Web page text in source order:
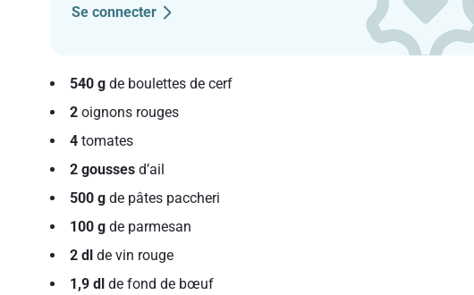
Se connecter
540 g de boulettes de cerf
2oignons rouges
4tomates
2 gousses d’ail
500 g de pâtes paccheri
100 g de parmesan
2 dl de vin rouge
1,9 dl de fond de bœuf